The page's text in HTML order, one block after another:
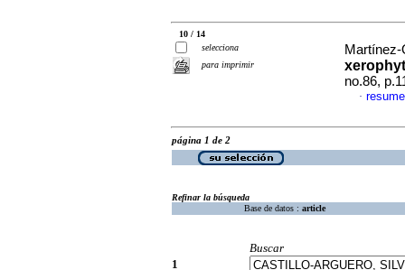
10 / 14
selecciona
para imprimir
no.86,
·
página 1 de 2
Refinar la búsqueda
Base de datos : article
Buscar
1